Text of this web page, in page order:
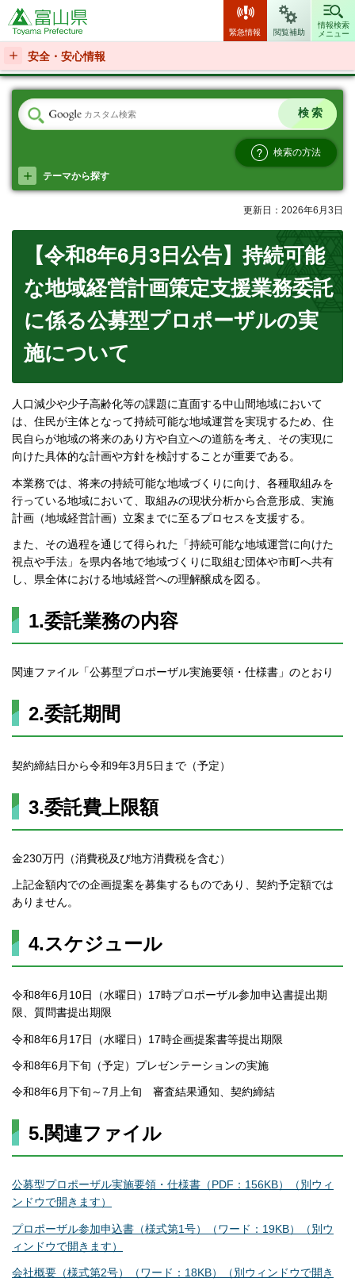
富山県
緊急情報 閲覧補助
情報検索
メニュー
安全・安心情報
検索の方法
テーマから探す
更新日：2026年6月3日
【令和8年6月3日公告】持続可能
な地域経営計画策定支援業務委託
に係る公募型プロポーザルの実
施について
人口減少や少子高齢化等の課題に直面する中山間地域において
は、住民が主体となって持続可能な地域運営を実現するため、住
民自らが地域の将来のあり方や自立への道筋を考え、その実現に
向けた具体的な計画や方針を検討することが重要である。
本業務では、将来の持続可能な地域づくりに向け、各種取組みを
行っている地域において、取組みの現状分析から合意形成、実施
計画（地域経営計画）立案までに至るプロセスを支援する。
また、その過程を通じて得られた「持続可能な地域運営に向けた
視点や手法」を県内各地で地域づくりに取組む団体や市町へ共有
し、県全体における地域経営への理解醸成を図る。
1.委託業務の内容
関連ファイル「公募型プロポーザル実施要領・仕様書」のとおり
2.委託期間
契約締結日から令和9年3月5日まで（予定）
3.委託費上限額
金230万円（消費税及び地方消費税を含む）
上記金額内での企画提案を募集するものであり、契約予定額では
ありません。
4.スケジュール
令和8年6月10日（水曜日）17時プロポーザル参加申込書提出期
限、質問書提出期限
令和8年6月17日（水曜日）17時企画提案書等提出期限
令和8年6月下旬（予定）プレゼンテーションの実施
令和8年6月下旬～7月上旬 審査結果通知、契約締結
5.関連ファイル
公募型プロポーザル実施要領・仕様書（PDF：156KB）（別ウィ
ンドウで開きます）
プロポーザル参加申込書（様式第1号）（ワード：19KB）（別ウ
ィンドウで開きます）
会社概要（様式第2号）（ワード：18KB）（別ウィンドウで開き